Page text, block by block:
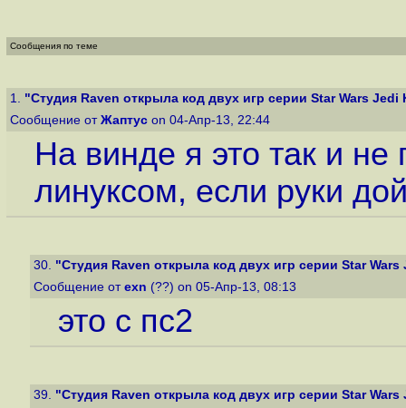
Сообщения по теме
1. "Студия Raven открыла код двух игр серии Star Wars Jedi
Сообщение от Жаптус on 04-Апр-13, 22:44
На винде я это так и
линуксом, если руки
30. "Студия Raven открыла код двух игр серии Star
Сообщение от exn (??) on 05-Апр-13, 08:13
это с пс2
39. "Студия Raven открыла код двух игр серии Star